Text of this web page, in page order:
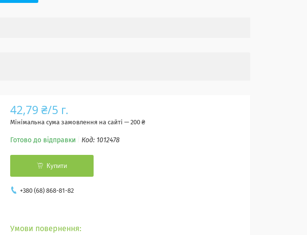
42,79 ₴/5 г.
Мінімальна сума замовлення на сайті — 200 ₴
Готово до відправки Код: 1012478
Купити
+380 (68) 868-81-82